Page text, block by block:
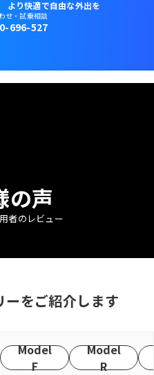
り快適で自由な外出を
せ・試乗相談
696-527
アカウント
の声
者のレビュー
ーをご紹介します
Model
F
Model
R